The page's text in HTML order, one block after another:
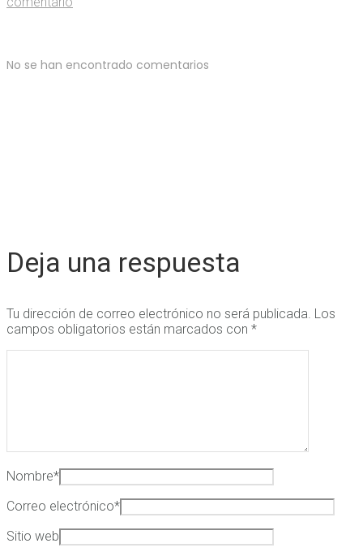
No se han encontrado comentarios
Deja una respuesta
Tu dirección de correo electrónico no será publicada. Los
campos obligatorios están marcados con *
Nombre*
Correo electrónico*
Sitio web